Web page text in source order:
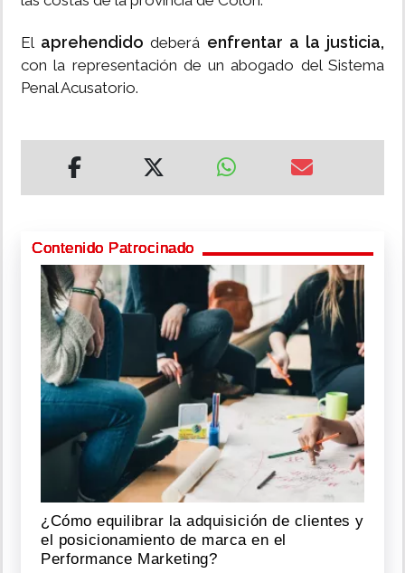
El aprehendido deberá enfrentar a la justicia,
con la representación de un abogado del Sistema
Penal Acusatorio.
Contenido Patrocinado
¿Cómo equilibrar la adquisición de clientes y
el posicionamiento de marca en el
Performance Marketing?